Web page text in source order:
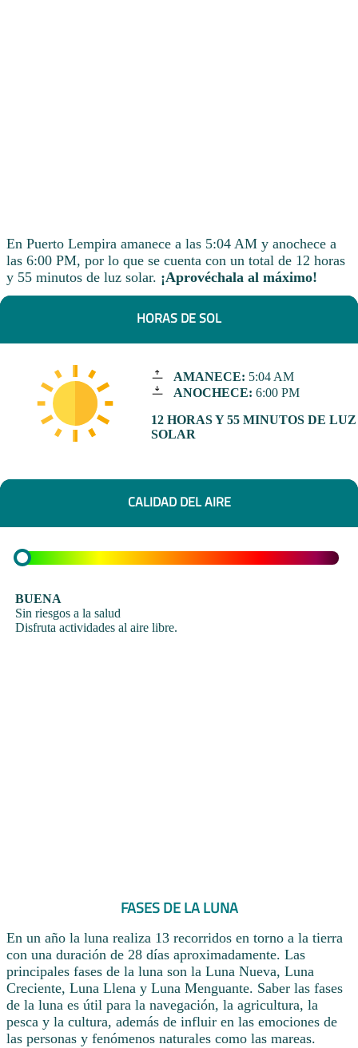
En Puerto Lempira amanece a las 5:04 AM y anochece a
las 6:00 PM, por lo que se cuenta con un total de 12 horas
y 55 minutos de luz solar. ¡Aprovéchala al máximo!
HORAS DE SOL
AMANECE: 5:04 AM
ANOCHECE: 6:00 PM
12 HORAS Y 55 MINUTOS DE LUZ
SOLAR
CALIDAD DEL AIRE
BUENA
Sin riesgos a la salud
Disfruta actividades al aire libre.
FASES DE LA LUNA
En un año la luna realiza 13 recorridos en torno a la tierra
con una duración de 28 días aproximadamente. Las
principales fases de la luna son la Luna Nueva, Luna
Creciente, Luna Llena y Luna Menguante. Saber las fases
de la luna es útil para la navegación, la agricultura, la
pesca y la cultura, además de influir en las emociones de
las personas y fenómenos naturales como las mareas.